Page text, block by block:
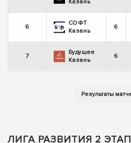
Казань
6
СОФТ
Казань
6
7
Будущее
Казань
6
ЛИГА РАЗВИТИЯ 2 ЭТАП